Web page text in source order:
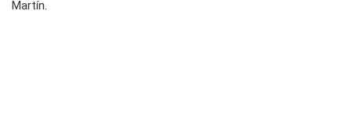
Martín.